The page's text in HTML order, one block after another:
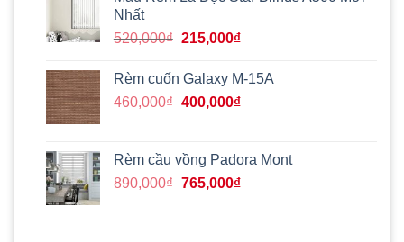
Nhất
520,000₫ Giá
là:
520,000₫.
215,000₫Giá
tại
là:
Rèm cuốn Galaxy M-15A
460,000₫ Giá
460,000₫.
400,000₫Giá
là:
400,000₫.
Rèm cầu vồng Padora Mont
890,000₫ Giá
765,000₫Giá